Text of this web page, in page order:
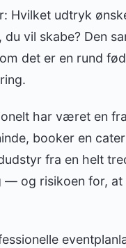
Hvilket udtryk
vil skabe? Den
det er en rund
har været en
booker en
fra en helt
og risikoen for, at